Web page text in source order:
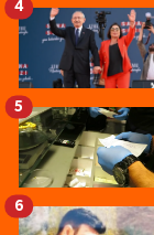
4
5
6